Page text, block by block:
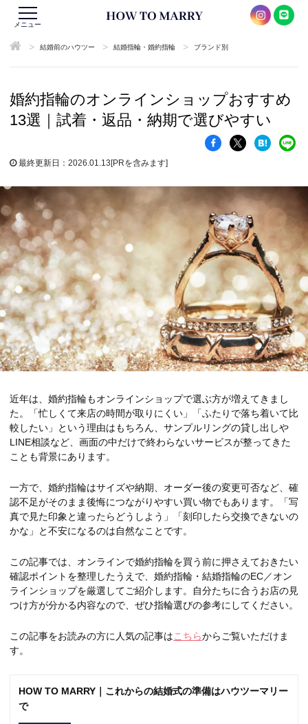
メニュー
> 結婚前のハウツー > 結婚指輪・婚約指輪 > ブランド別
婚約指輪のオンラインショップおすすめ
13選｜試着・返品・納期で選びやすい
最終更新日：2026.01.13[PRを含みます]
近年は、婚約指輪もオンラインショップで選ぶ方が増えてきまし
た。「忙しくて来店の時間が取りにくい」「ふたりで落ち着いて比
較したい」という理由はもちろん、サンプルリングの貸し出しや
LINE相談など、画面の中だけで終わらないサービスが整ってきた
ことも背景にあります。
一方で、婚約指輪はサイズや納期、オーダー後の変更可否など、確
認不足がそのまま後悔につながりやすい買い物でもあります。「写
真で見た印象と違ったらどうしよう」「刻印したら交換できないの
かな」と不安になるのは自然なことです。
この記事では、オンラインで婚約指輪を買う前に押さえておきたい
確認ポイントを整理したうえで、婚約指輪・結婚指輪のEC／オン
ラインショップを厳選してご紹介します。自分たちに合うお店の見
つけ方が分かる内容なので、ぜひ指輪選びの参考にしてください。
この記事をお読みの方に人気の記事はこちらからご覧いただけま
す。
HOW TO MARRY｜これからの結婚式の準備はハウツーマリー
で